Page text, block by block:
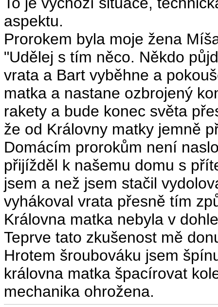
aspektu.
Prorokem byla moje žena
"Udělej s tím něco. Někdo
vrata a Bart vyběhne a
matka a nastane ozbrojený
rakety a bude konec světa
že od Královny matky jemně
Domácím prorokům není
přijížděl k našemu domu s
jsem a než jsem stačil
vyhákoval vrata přesně tím
Královna matka nebyla v
Teprve tato zkušenost mě
Hrotem šroubováku jsem
královna matka špacírovat
mechanika ohrožena.